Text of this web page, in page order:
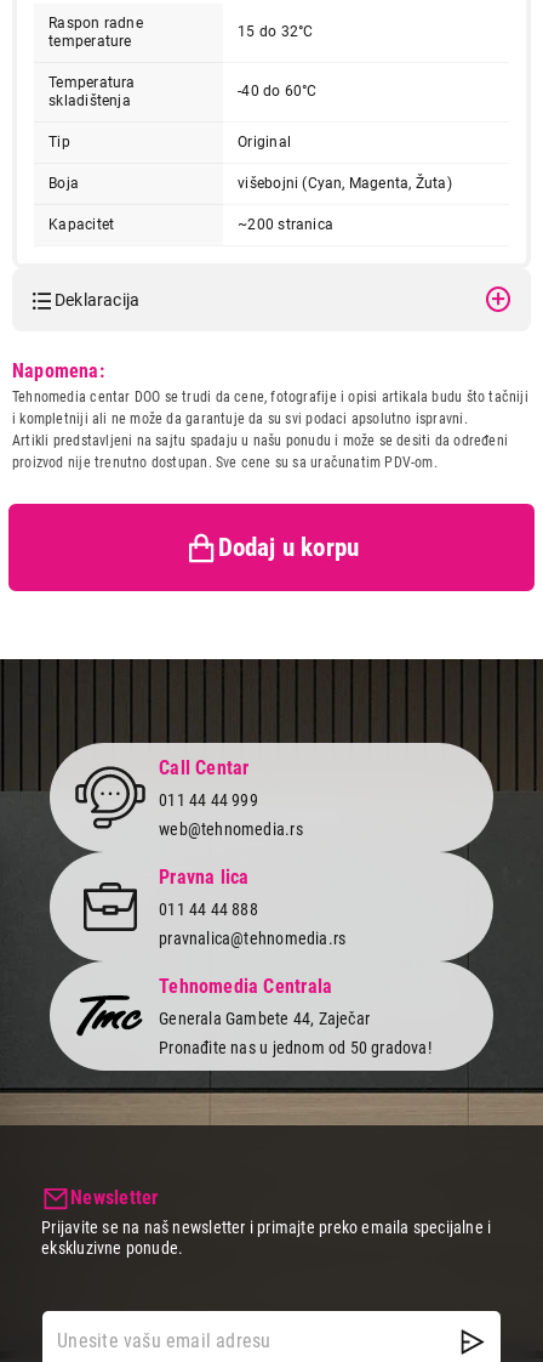
Raspon radne
temperature
15 do 32°C
Temperatura
skladištenja
-40 do 60°C
Tip Original
Boja višebojni (Cyan, Magenta, Žuta)
Kapacitet ~200 stranica
Deklaracija
Naziv i vrsta robe:
OPREMA ZA STAMPAC
Uvoznik:
Comtrade Distribution d.o.o.
Zemlja porekla:
CN
kupaca po osnovu zakona o
Napomena:
Tehnomedia centar DOO se trudi da cene, fotografije i opisi artikala budu što tačniji
i kompletniji ali ne može da garantuje da su svi podaci apsolutno ispravni.
Artikli predstavljeni na sajtu spadaju u našu ponudu i može se desiti da određeni
proizvod nije trenutno dostupan. Sve cene su sa uračunatim PDV-om.
Dodaj u korpu
OPREMA ZA ŠTAMPAČE
Proizvod je dodat u korpu.
Završi kupovinu
Call Centar
011 44 44 999
web@tehnomedia.rs
Pravna lica
011 44 44 888
pravnalica@tehnomedia.rs
Tehnomedia Centrala
Generala Gambete 44, Zaječar
Pronađite nas u jednom od 50 gradova!
Newsletter
Prijavite se na naš newsletter i primajte preko emaila specijalne i
ekskluzivne ponude.